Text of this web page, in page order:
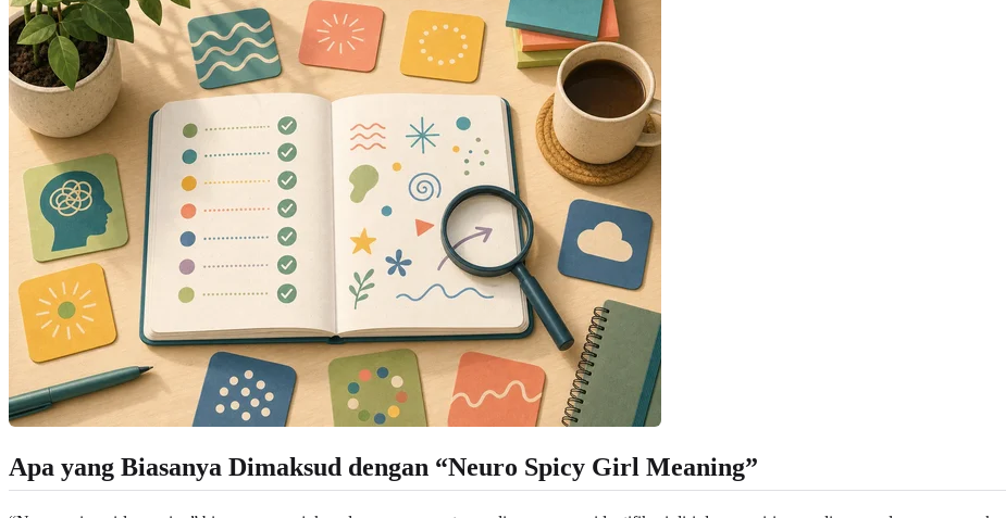
Apa yang Biasanya Dimaksud dengan “Neuro Spicy Girl Meaning”